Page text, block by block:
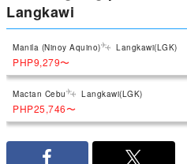
Langkawi
Manila (Ninoy Aquino) Langkawi(LGK)
PHP9,279〜
Mactan Cebu Langkawi(LGK)
PHP25,746〜